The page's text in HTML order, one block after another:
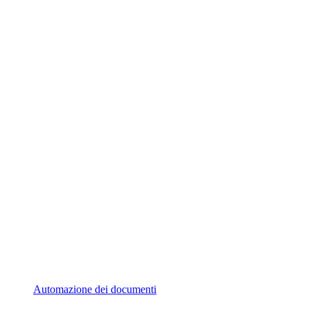
Automazione dei documenti